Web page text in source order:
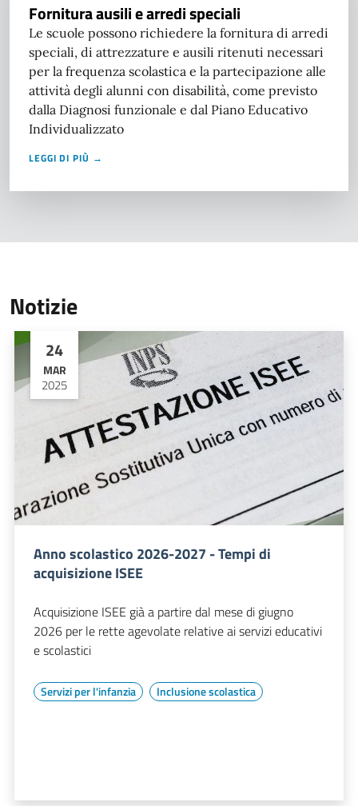
Fornitura ausili e arredi speciali
Le scuole possono richiedere la fornitura di arredi
speciali, di attrezzature e ausili ritenuti necessari
per la frequenza scolastica e la partecipazione alle
attività degli alunni con disabilità, come previsto
dalla Diagnosi funzionale e dal Piano Educativo
Individualizzato
LEGGI DI PIÙ →
Notizie
24
MAR
2025
Anno scolastico 2026-2027 - Tempi di
acquisizione ISEE
Acquisizione ISEE già a partire dal mese di giugno
2026 per le rette agevolate relative ai servizi educativi
e scolastici
Servizi per l'infanzia Inclusione scolastica